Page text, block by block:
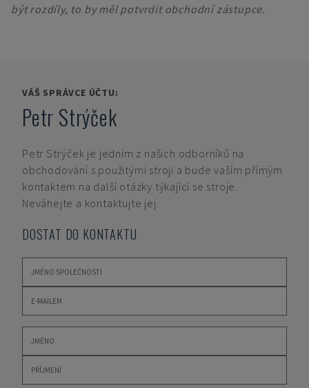
být rozdíly, to by měl potvrdit obchodní zástupce.
VÁŠ SPRÁVCE ÚČTU:
Petr Strýček
Petr Strýček je jedním z našich odborníků na
obchodování s použitými stroji a bude vaším přímým
kontaktem na další otázky týkající se stroje.
Neváhejte a kontaktujte jej.
DOSTAT DO KONTAKTU